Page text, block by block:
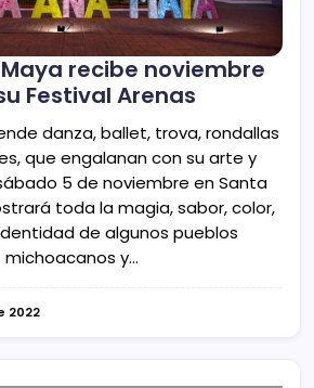
recibe noviembre
Festival Arenas
danza, ballet, trova, rondallas
que engalanan con su arte y
5 de noviembre en Santa
toda la magia, sabor, color,
de algunos pueblos
michoacanos y…
2022